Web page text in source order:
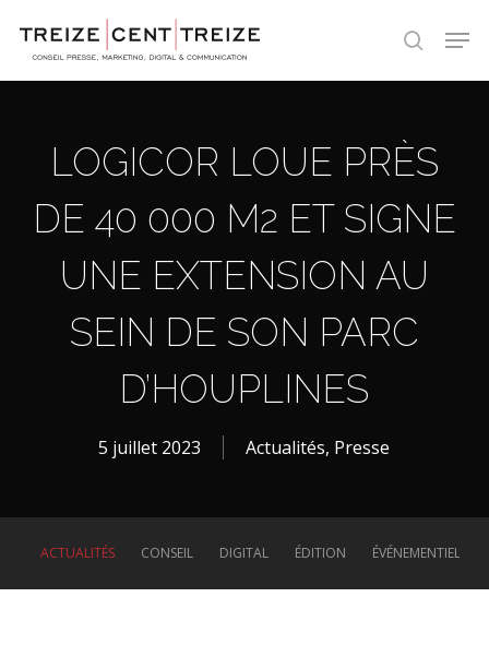
search
LOGICOR LOUE PRÈS
DE 40 000 M2 ET SIGNE
UNE EXTENSION AU
SEIN DE SON PARC
D’HOUPLINES
5 juillet 2023 Actualités, Presse
ACTUALITÉS CONSEIL DIGITAL ÉDITION ÉVÉNEMENTIEL